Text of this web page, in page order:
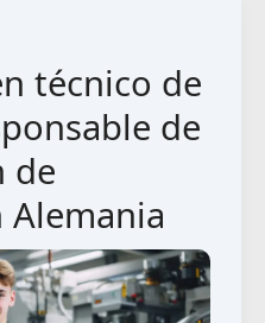
técnico de
de
de